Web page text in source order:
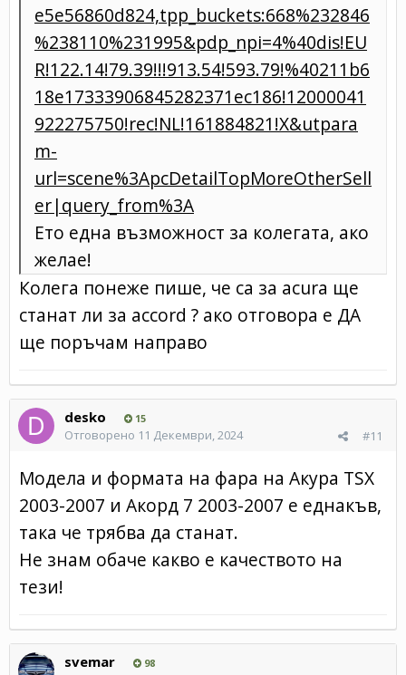
e5e56860d824,tpp_buckets:668%232846
%238110%231995&pdp_npi=4%40dis!EU
R!122.14!79.39!!!913.54!593.79!%40211b6
18e17333906845282371ec186!12000041
922275750!rec!NL!161884821!X&utpara
m-
url=scene%3ApcDetailTopMoreOtherSell
er|query_from%3A
Eто една възможност за колегата, ако
желае!
Колега понеже пише, че са за acura ще
станат ли за accord ? ако отговора е ДА
ще поръчам направо
desko 15
#11
Отговорено 11 Декември, 2024
Модела и формата на фара на Акура TSX
2003-2007 и Акорд 7 2003-2007 е еднакъв,
така че трябва да станат.
Не знам обаче какво е качеството на
тези!
svemar 98